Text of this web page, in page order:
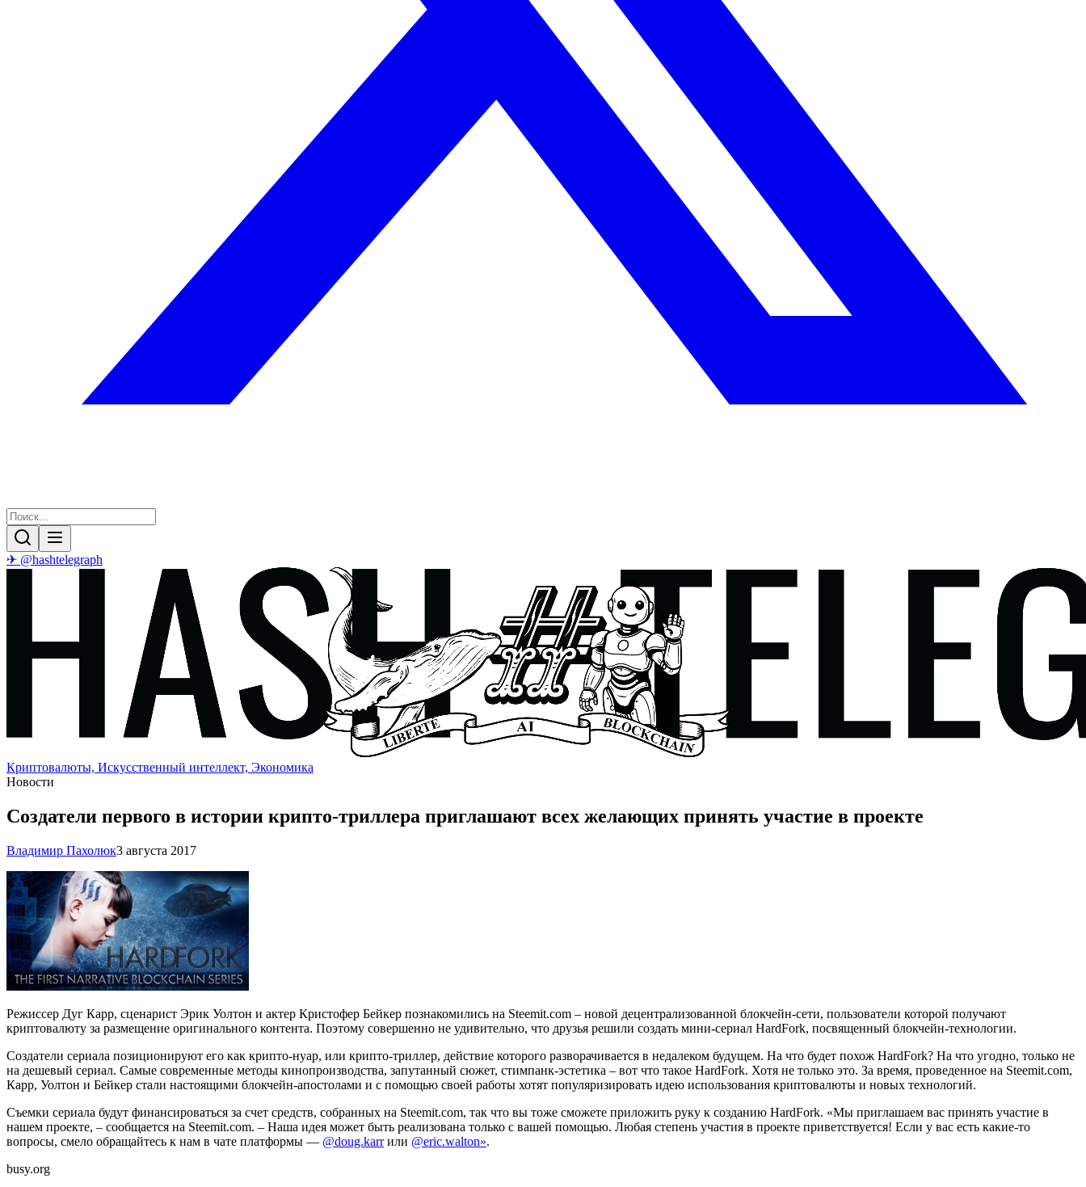
✈ @hashtelegraph
Криптовалюты, Искусственный интеллект, Экономика
Новости
Создатели первого в истории крипто-триллера приглашают всех желающих принять участие в проекте
Владимир Пахолюк3 августа 2017
Режиссер Дуг Карр, сценарист Эрик Уолтон и актер Кристофер Бейкер познакомились на Steemit.com – новой децентрализованной блокчейн-сети, пользователи которой получают
криптовалюту за размещение оригинального контента. Поэтому совершенно не удивительно, что друзья решили создать мини-сериал HardFork, посвященный блокчейн-технологии.
Создатели сериала позиционируют его как крипто-нуар, или крипто-триллер, действие которого разворачивается в недалеком будущем. На что будет похож HardFork? На что угодно, только не
на дешевый сериал. Самые современные методы кинопроизводства, запутанный сюжет, стимпанк-эстетика – вот что такое HardFork. Хотя не только это. За время, проведенное на Steemit.com,
Карр, Уолтон и Бейкер стали настоящими блокчейн-апостолами и с помощью своей работы хотят популяризировать идею использования криптовалюты и новых технологий.
Съемки сериала будут финансироваться за счет средств, собранных на Steemit.com, так что вы тоже сможете приложить руку к созданию HardFork. «Мы приглашаем вас принять участие в
нашем проекте, – сообщается на Steemit.com. – Наша идея может быть реализована только с вашей помощью. Любая степень участия в проекте приветствуется! Если у вас есть какие-то
вопросы, смело обращайтесь к нам в чате платформы — @doug.karrили @eric.walton».
busy.org